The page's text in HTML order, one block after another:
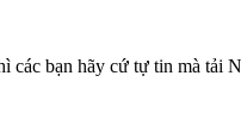
các bạn hãy cứ tự tin mà tải